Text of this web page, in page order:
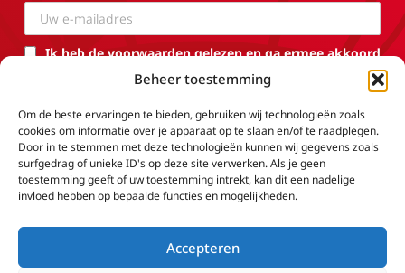
Beheer toestemming
Om de beste ervaringen te bieden, gebruiken wij technologieën zoals
cookies om informatie over je apparaat op te slaan en/of te raadplegen.
Door in te stemmen met deze technologieën kunnen wij gegevens zoals
surfgedrag of unieke ID's op deze site verwerken. Als je geen
toestemming geeft of uw toestemming intrekt, kan dit een nadelige
invloed hebben op bepaalde functies en mogelijkheden.
Accepteren
Ik heb de voorwaarden gelezen en ga ermee akkoord